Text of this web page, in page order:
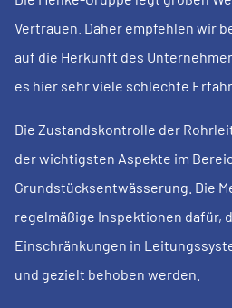
Vertrauen. Daher empfehlen wir
auf die Herkunft des
es hier sehr viele schlechte
Die Zustandskontrolle der
der wichtigsten Aspekte im
Grundstücksentwässerung. Die
regelmäßige Inspektionen dafür,
Einschränkungen in
und gezielt behoben werden.